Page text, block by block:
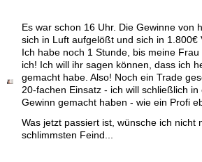
Es war schon 16 Uhr. Die Gewinne von
sich in Luft aufgelößt und sich in 1.800€
Ich habe noch 1 Stunde, bis meine
ich! Ich will ihr sagen können, dass ich
gemacht habe. Also! Noch ein Trade
20-fachen Einsatz - ich will schließlich
Gewinn gemacht haben - wie ein Profi
Was jetzt passiert ist, wünsche ich nicht
schlimmsten Feind...